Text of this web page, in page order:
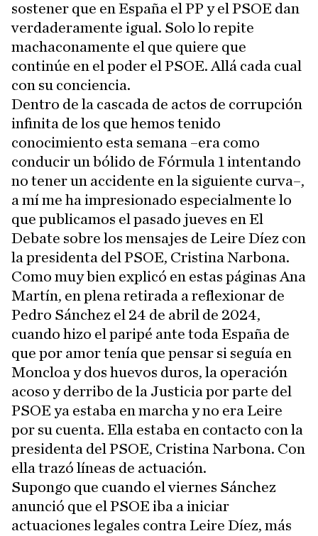
sostener que en España el PP y el PSOE dan
verdaderamente igual. Solo lo repite
machaconamente el que quiere que
continúe en el poder el PSOE. Allá cada cual
con su conciencia.
Dentro de la cascada de actos de corrupción
infinita de los que hemos tenido
conocimiento esta semana –era como
conducir un bólido de Fórmula 1 intentando
no tener un accidente en la siguiente curva–,
a mí me ha impresionado especialmente lo
que publicamos el pasado jueves en El
Debate sobre los mensajes de Leire Díez con
la presidenta del PSOE, Cristina Narbona.
Como muy bien explicó en estas páginas Ana
Martín, en plena retirada a reflexionar de
Pedro Sánchez el 24 de abril de 2024,
cuando hizo el paripé ante toda España de
que por amor tenía que pensar si seguía en
Moncloa y dos huevos duros, la operación
acoso y derribo de la Justicia por parte del
PSOE ya estaba en marcha y no era Leire
por su cuenta. Ella estaba en contacto con la
presidenta del PSOE, Cristina Narbona. Con
ella trazó líneas de actuación.
Supongo que cuando el viernes Sánchez
anunció que el PSOE iba a iniciar
actuaciones legales contra Leire Díez, más